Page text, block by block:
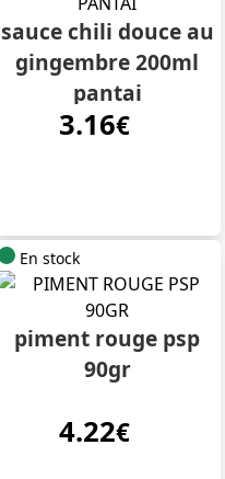
sauce chili douce au
gingembre 200ml
pantai
3.16€
En stock
piment rouge psp
90gr
4.22€